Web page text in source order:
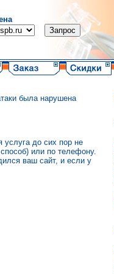
была нарушена
услуга до сих пор не
или по телефону.
ваш сайт, и если у